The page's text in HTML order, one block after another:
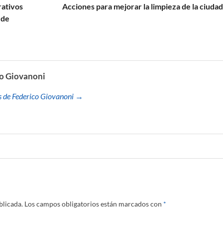
Acciones para mejorar la limpieza de la ciudad.
Giovanoni
de Federico Giovanoni →
Los campos obligatorios están marcados con *